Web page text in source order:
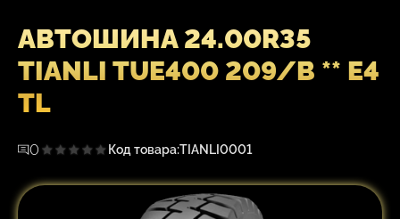
АВТОШИНА 24.00R35
TIANLI TUE400 209/B ** Е4
TL
0 Код товара:TIANLI0001